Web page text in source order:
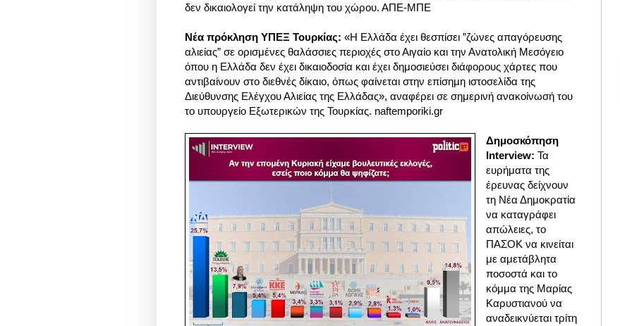
δεν δικαιολογεί την κατάληψη του χώρου. ΑΠΕ-ΜΠΕ
Νέα πρόκληση ΥΠΕΞ Τουρκίας: «Η Ελλάδα έχει θεσπίσει ”ζώνες απαγόρευσης
αλιείας” σε ορισμένες θαλάσσιες περιοχές στο Αιγαίο και την Ανατολική Μεσόγειο
όπου η Ελλάδα δεν έχει δικαιοδοσία και έχει δημοσιεύσει διάφορους χάρτες που
αντιβαίνουν στο διεθνές δίκαιο, όπως φαίνεται στην επίσημη ιστοσελίδα της
Διεύθυνσης Ελέγχου Αλιείας της Ελλάδας», αναφέρει σε σημερινή ανακοίνωσή του
το υπουργείο Εξωτερικών της Τουρκίας. naftemporiki.gr
Δημοσκόπηση
Interview: Τα
ευρήματα της
έρευνας δείχνουν
τη Νέα Δημοκρατία
να καταγράφει
απώλειες, το
ΠΑΣΟΚ να κινείται
με αμετάβλητα
ποσοστά και το
κόμμα της Μαρίας
Καρυστιανού να
αναδεικνύεται τρίτη